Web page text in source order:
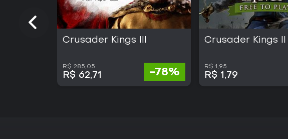
Crusader Kings III
R$ 285,05
R$ 62,71 -78%
Crusader Kings II
R$ 1,95
R$ 1,79